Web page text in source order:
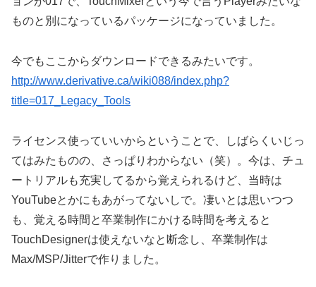
ものと別になっているパッケージになっていました。
今でもここからダウンロードできるみたいです。
http://www.derivative.ca/wiki088/index.php?
title=017_Legacy_Tools
ライセンス使っていいからということで、しばらくいじっ
てはみたものの、さっぱりわからない（笑）。今は、チュ
ートリアルも充実してるから覚えられるけど、当時は
YouTubeとかにもあがってないしで。凄いとは思いつつ
も、覚える時間と卒業制作にかける時間を考えると
TouchDesignerは使えないなと断念し、卒業制作は
Max/MSP/Jitterで作りました。